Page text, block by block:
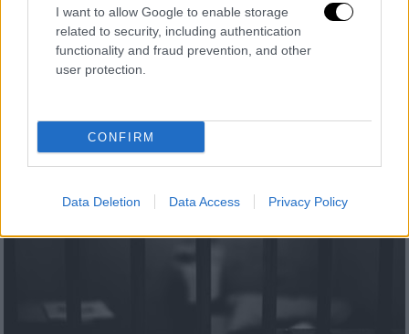
I want to allow Google to enable storage
related to security, including authentication
functionality and fraud prevention, and other
user protection.
CONFIRM
Data Deletion Data Access Privacy Policy
Το πιο μεγάλο «παιδί» της οικογένειας MINI
έκανε refresh ουσίας, έγινε περισσότερο
πλούσιο σε εξοπλισμό και τεχνολογία και